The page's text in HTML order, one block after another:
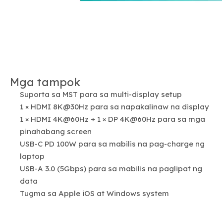
Mga tampok
Suporta sa MST para sa multi-display setup
1 × HDMI 8K@30Hz para sa napakalinaw na display
1 × HDMI 4K@60Hz + 1 × DP 4K@60Hz para sa mga
pinahabang screen
USB-C PD 100W para sa mabilis na pag-charge ng
laptop
USB-A 3.0 (5Gbps) para sa mabilis na paglipat ng
data
Tugma sa Apple iOS at Windows system